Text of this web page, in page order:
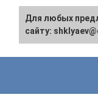
Для любых
сайту: